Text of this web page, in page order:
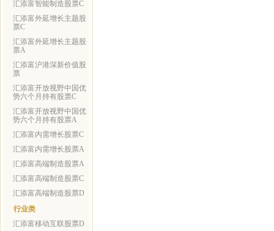
汇添富智能制造股票C
汇添富外延增长主题股
票C
汇添富外延增长主题股
票A
汇添富沪港深新价值股
票
汇添富开放视野中国优
势六个月持有股票C
汇添富开放视野中国优
势六个月持有股票A
汇添富内需增长股票C
汇添富内需增长股票A
汇添富高端制造股票A
汇添富高端制造股票C
汇添富高端制造股票D
行业类
汇添富移动互联股票D